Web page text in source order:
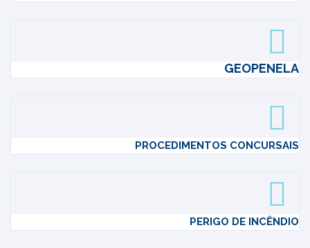
GEOPENELA
PROCEDIMENTOS CONCURSAIS
PERIGO DE INCÊNDIO